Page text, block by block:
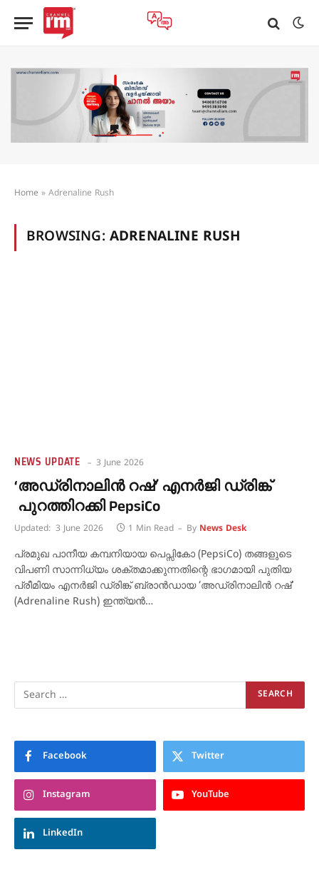
Home » Adrenaline Rush
BROWSING: ADRENALINE RUSH
NEWS UPDATE 3 June 2026
‘അഡ്രിനാലിൻ റഷ്’ എനർജി ഡ്രിങ്ക്
പുറത്തിറക്കി PepsiCo
Updated: 3 June 2026 1 Min Read By News Desk
പ്രമുഖ പാനീയ കമ്പനിയായ പെപ്സികോ (PepsiCo) തങ്ങളുടെ
വിപണി സാന്നിധ്യം ശക്തമാക്കുന്നതിന്റെ ഭാഗമായി പുതിയ
പ്രീമിയം എനർജി ഡ്രിങ്ക് ബ്രാൻഡായ ‘അഡ്രിനാലിൻ റഷ്’
(Adrenaline Rush) ഇന്ത്യൻ…
Facebook Twitter
Instagram YouTube
LinkedIn